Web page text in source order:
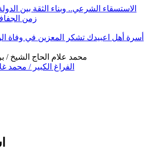
الاستسقاء الشرعي.. وبناء الثقة بين
زمن
أسرة أهل اعبيدك تشكر المعزين في وفاة
الفراغ الكبير / محمد